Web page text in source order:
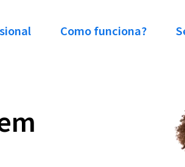
Como funciona?